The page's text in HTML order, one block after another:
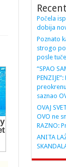
Počela
dobija
Poznato
strogo
posle
“SPAO
saznao
OVAJ
OVO ne
RAZNO:
ANITA